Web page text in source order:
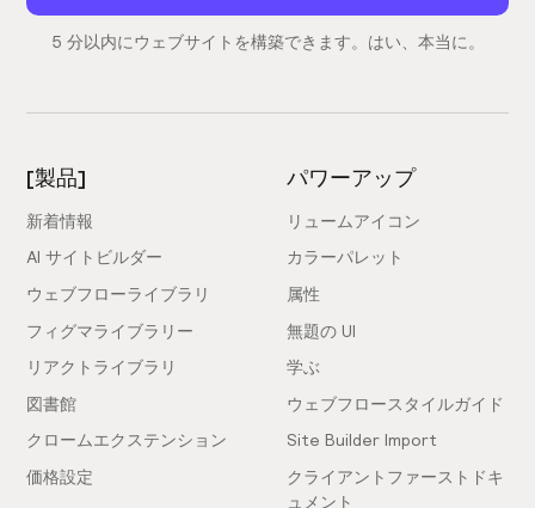
5 分以内にウェブサイトを構築できます。はい、本当に。
[製品]
新着情報
AI サイトビルダー
ウェブフローライブラリ
フィグマライブラリー
リアクトライブラリ
図書館
クロームエクステンション
価格設定
パワーアップ
リュームアイコン
カラーパレット
属性
無題の UI
学ぶ
ウェブフロースタイルガイド
Site Builder Import
クライアントファーストドキ
ュメント